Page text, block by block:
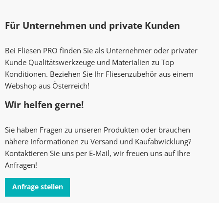
Für Unternehmen und private Kunden
Bei Fliesen PRO finden Sie als Unternehmer oder privater
Kunde Qualitätswerkzeuge und Materialien zu Top
Konditionen. Beziehen Sie Ihr Fliesenzubehör aus einem
Webshop aus Österreich!
Wir helfen gerne!
Sie haben Fragen zu unseren Produkten oder brauchen
nähere Informationen zu Versand und Kaufabwicklung?
Kontaktieren Sie uns per E-Mail, wir freuen uns auf Ihre
Anfragen!
Anfrage stellen